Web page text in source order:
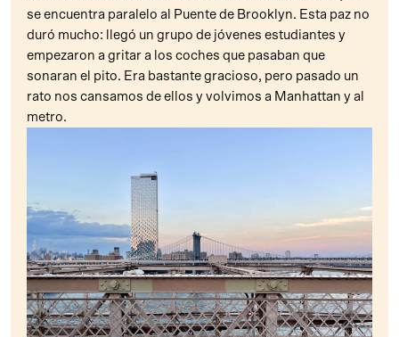
se encuentra paralelo al Puente de Brooklyn. Esta paz no
duró mucho: llegó un grupo de jóvenes estudiantes y
empezaron a gritar a los coches que pasaban que
sonaran el pito. Era bastante gracioso, pero pasado un
rato nos cansamos de ellos y volvimos a Manhattan y al
metro.